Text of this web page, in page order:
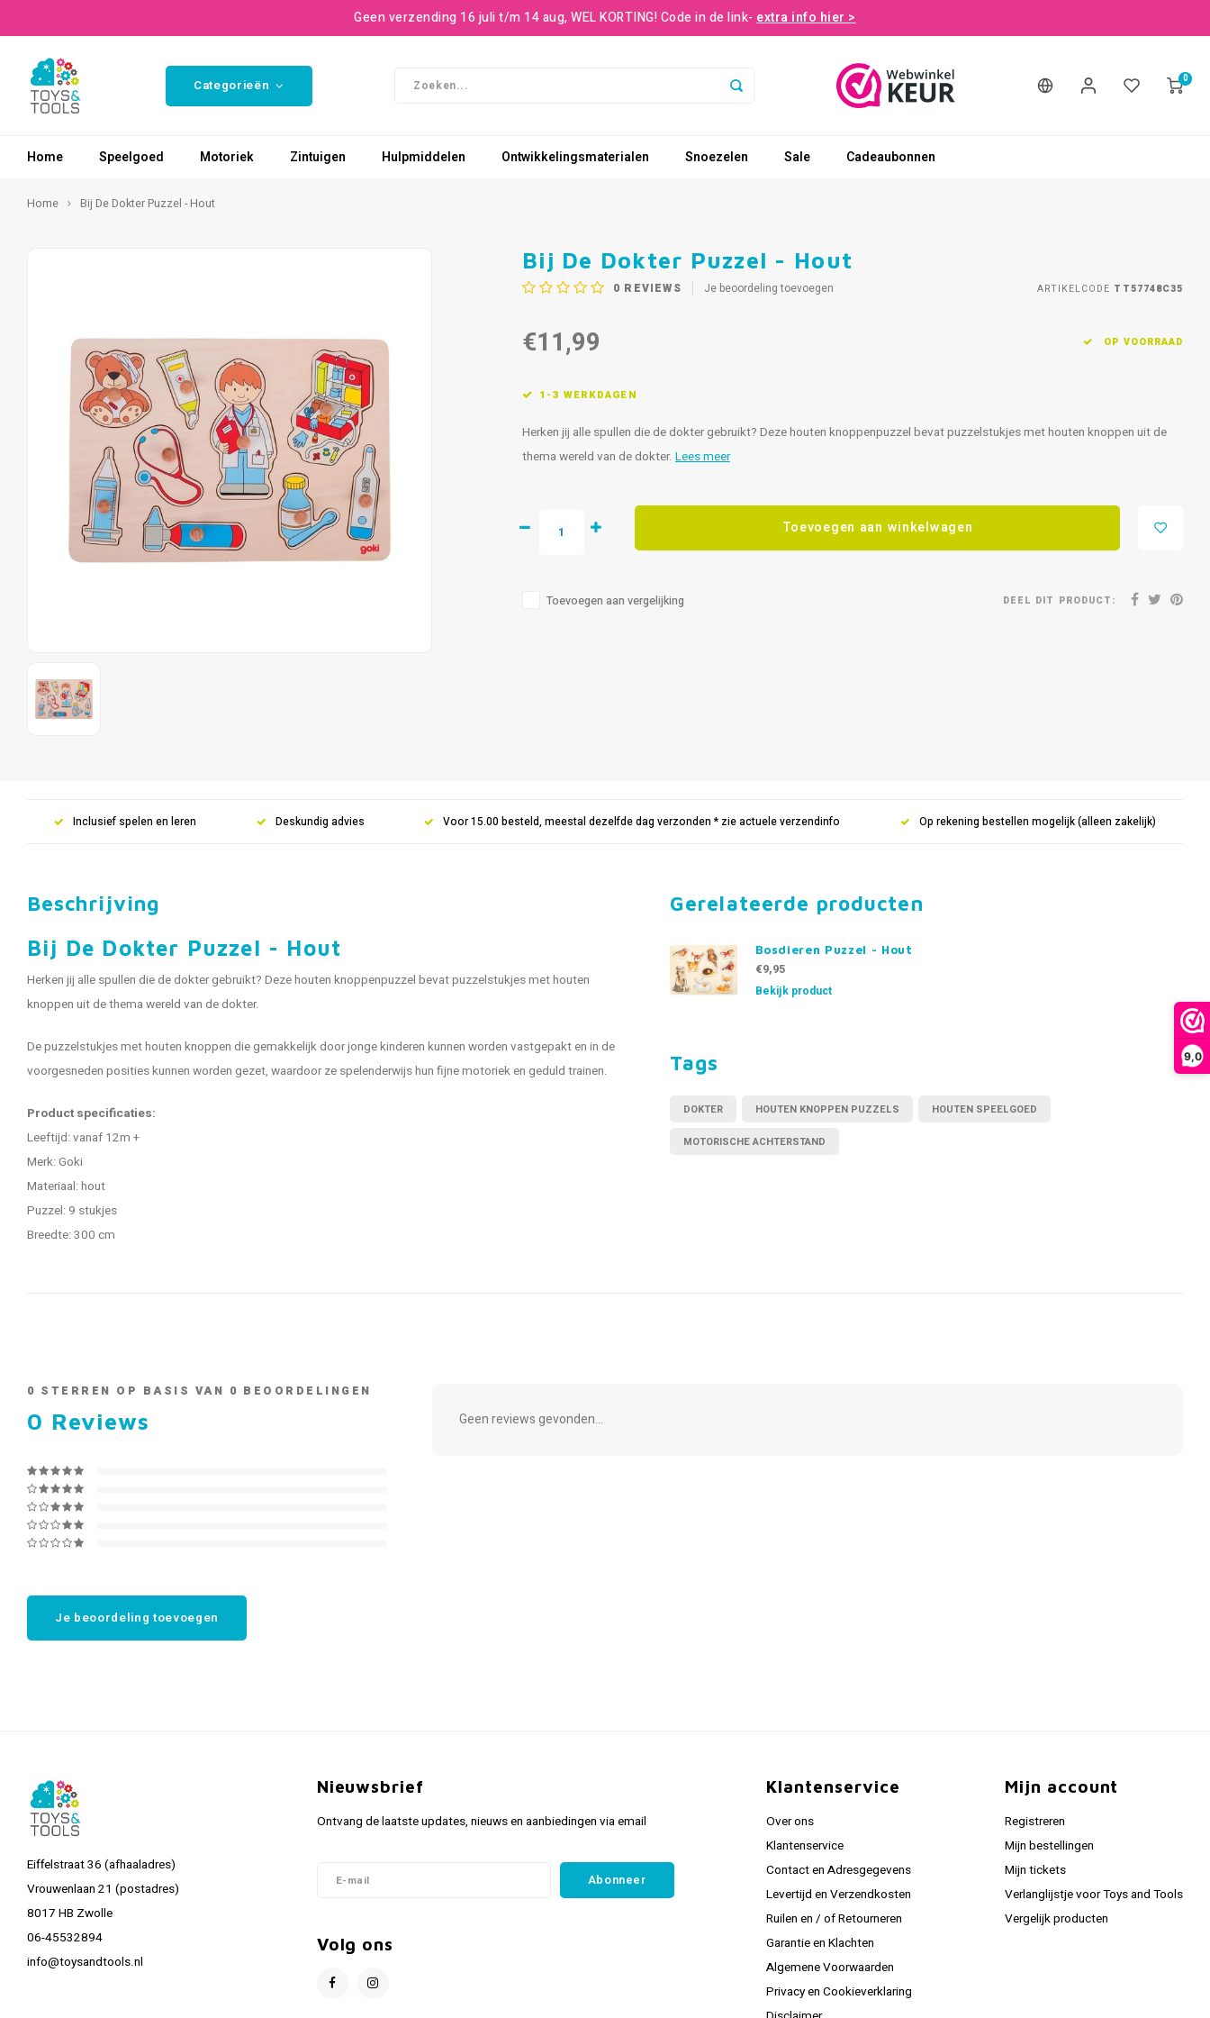
9,0
Geen verzending 16 juli t/m 14 aug, WEL KORTING! Code in de link- extra info hier >
Categorieën 0
Home Speelgoed Motoriek Zintuigen Hulpmiddelen Ontwikkelingsmaterialen Snoezelen Sale Cadeaubonnen
Home Bij De Dokter Puzzel - Hout
Bij De Dokter Puzzel - Hout
0 REVIEWS Je beoordeling toevoegen ARTIKELCODE TT57748C35
€11,99 OP VOORRAAD
1-3 WERKDAGEN
Herken jij alle spullen die de dokter gebruikt? Deze houten knoppenpuzzel bevat puzzelstukjes met houten knoppen uit de
thema wereld van de dokter. Lees meer
Toevoegen aan winkelwagen
Toevoegen aan vergelijking DEEL DIT PRODUCT:
Inclusief spelen en leren Deskundig advies Voor 15.00 besteld, meestal dezelfde dag verzonden * zie actuele verzendinfo Op rekening bestellen mogelijk (alleen zakelijk)
Beschrijving
Bij De Dokter Puzzel - Hout
Herken jij alle spullen die de dokter gebruikt? Deze houten knoppenpuzzel bevat puzzelstukjes met houten
knoppen uit de thema wereld van de dokter.
De puzzelstukjes met houten knoppen die gemakkelijk door jonge kinderen kunnen worden vastgepakt en in de
voorgesneden posities kunnen worden gezet, waardoor ze spelenderwijs hun fijne motoriek en geduld trainen.
Product specificaties:
Leeftijd: vanaf 12m +
Merk: Goki
Materiaal: hout
Puzzel: 9 stukjes
Breedte: 300 cm
Gerelateerde producten
Bosdieren Puzzel - Hout
€9,95
Bekijk product
Tags
DOKTER HOUTEN KNOPPEN PUZZELS HOUTEN SPEELGOED
MOTORISCHE ACHTERSTAND
0 STERREN OP BASIS VAN 0 BEOORDELINGEN
0 Reviews
Je beoordeling toevoegen
Geen reviews gevonden...
Eiffelstraat 36 (afhaaladres)
Vrouwenlaan 21 (postadres)
8017 HB Zwolle
06-45532894
info@toysandtools.nl
Nieuwsbrief
Ontvang de laatste updates, nieuws en aanbiedingen via email
Abonneer
Volg ons
Klantenservice
Over ons
Klantenservice
Contact en Adresgegevens
Levertijd en Verzendkosten
Ruilen en / of Retourneren
Garantie en Klachten
Algemene Voorwaarden
Privacy en Cookieverklaring
Mijn account
Registreren
Mijn bestellingen
Mijn tickets
Verlanglijstje voor Toys and Tools
Vergelijk producten